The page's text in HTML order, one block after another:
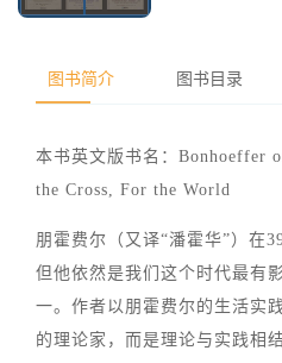
图书简介 图书目录
本书英文版书名：Bonhoeffer
the Cross, For the World
朋霍费尔（又译“潘霍华”）在
但他依然是我们这个时代最有
一。作者以朋霍费尔的生活实
的理论家，而是理论与实践相